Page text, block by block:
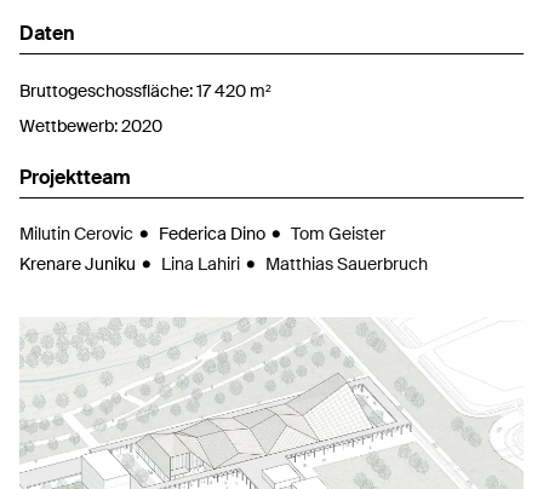
Daten
Bruttogeschossfläche: 17 420 m²
Wettbewerb: 2020
Projektteam
Milutin Cerovic Federica Dino
Tom Geister
Krenare Juniku
Lina Lahiri Matthias Sauerbruch